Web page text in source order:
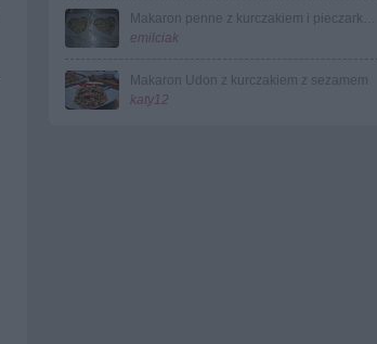
emilciak
Makaron Udon z kurczakiem z sezamem
katy12